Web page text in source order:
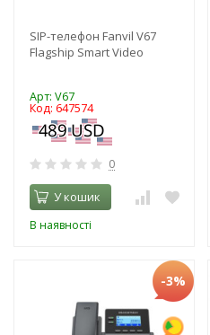
SIP-телефон Fanvil V67
Flagship Smart Video
Арт: V67
Код: 647574
0
У кошик
В наявності
-3%